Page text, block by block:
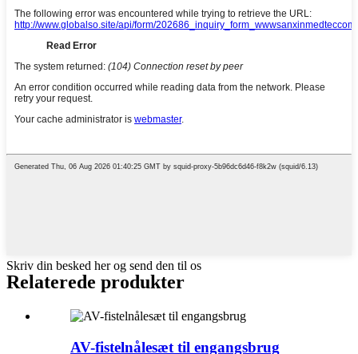
Skriv din besked her og send den til os
Relaterede produkter
AV-fistelnålesæt til engangsbrug